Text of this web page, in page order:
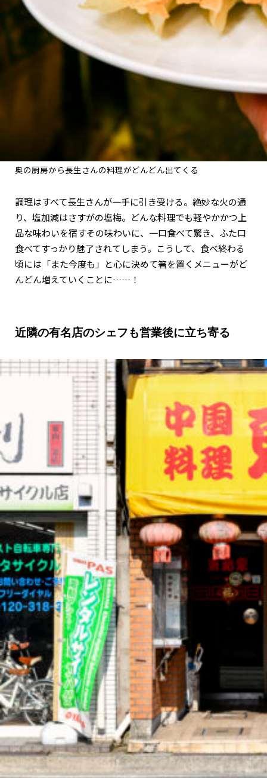
奥の厨房から長生さんの料理がどんどん出てくる
調理はすべて長生さんが一手に引き受ける。絶妙な火の通
り、塩加減はさすがの塩梅。どんな料理でも軽やかかつ上
品な味わいを宿すその味わいに、一口食べて驚き、ふた口
食べてすっかり魅了されてしまう。こうして、食べ終わる
頃には「また今度も」と心に決めて箸を置くメニューがど
んどん増えていくことに……！
近隣の有名店のシェフも営業後に立ち寄る